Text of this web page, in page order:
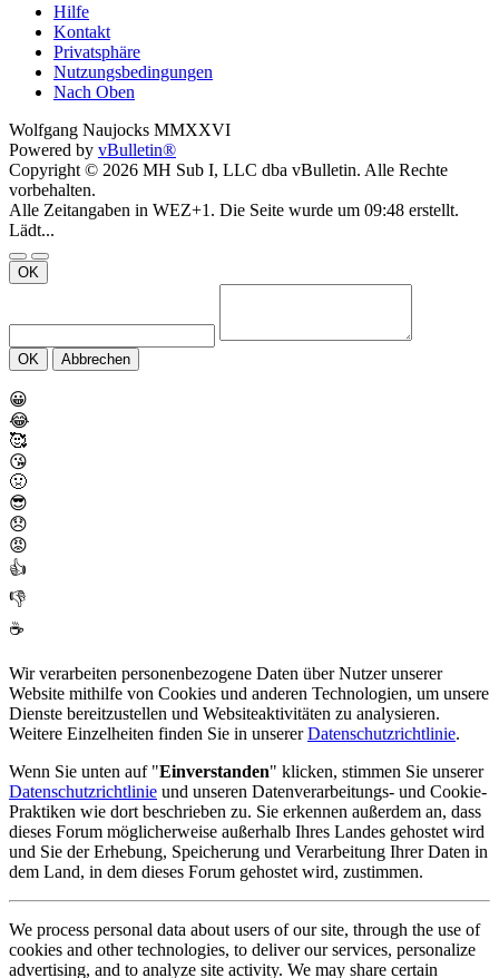
Hilfe
Kontakt
Privatsphäre
Nutzungsbedingungen
Nach Oben
Wolfgang Naujocks MMXXVI
Powered by vBulletin®
Copyright © 2026 MH Sub I, LLC dba vBulletin. Alle Rechte
vorbehalten.
Alle Zeitangaben in WEZ+1. Die Seite wurde um 09:48 erstellt.
Lädt...
OK
OK Abbrechen
😀
😂
🥰
😘
🤢
😎
😞
😡
👍
👎
☕
Wir verarbeiten personenbezogene Daten über Nutzer unserer
Website mithilfe von Cookies und anderen Technologien, um unsere
Dienste bereitzustellen und Websiteaktivitäten zu analysieren.
Weitere Einzelheiten finden Sie in unsererDatenschutzrichtlinie.
Wenn Sie unten auf "Einverstanden" klicken, stimmen Sie unserer
Datenschutzrichtlinie und unseren Datenverarbeitungs- und Cookie-
Praktiken wie dort beschrieben zu. Sie erkennen außerdem an, dass
dieses Forum möglicherweise außerhalb Ihres Landes gehostet wird
und Sie der Erhebung, Speicherung und Verarbeitung Ihrer Daten in
dem Land, in dem dieses Forum gehostet wird, zustimmen.
We process personal data about users of our site, through the use of
cookies and other technologies, to deliver our services, personalize
advertising, and to analyze site activity. We may share certain